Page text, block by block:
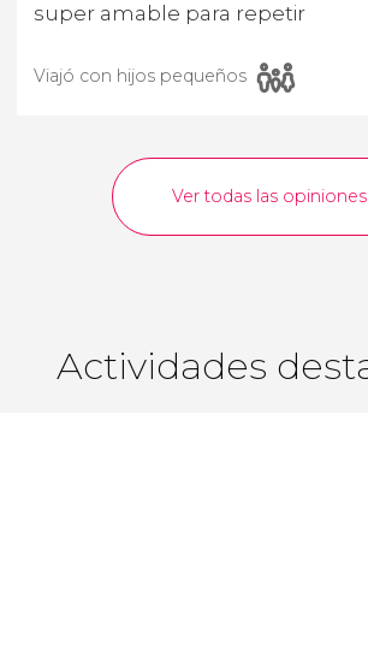
super amable para repetir
Viajó con hijos pequeños
Ver todas las opiniones
Actividades